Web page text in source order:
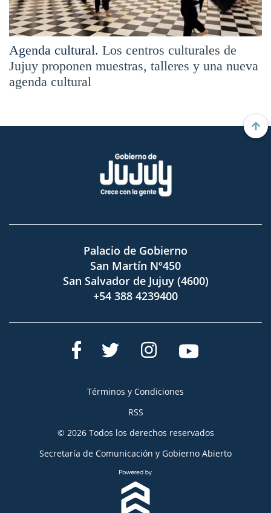
Agenda cultural. Los centros culturales de
Jujuy proponen muestras, talleres y una nueva
agenda cultural
Palacio de Gobierno
San Martín Nº450
San Salvador de Jujuy (4600)
+54 388 4239400
Términos y Condiciones
RSS
© 2026 Todos los derechos reservados
Secretaría de Comunicación y Gobierno Abierto